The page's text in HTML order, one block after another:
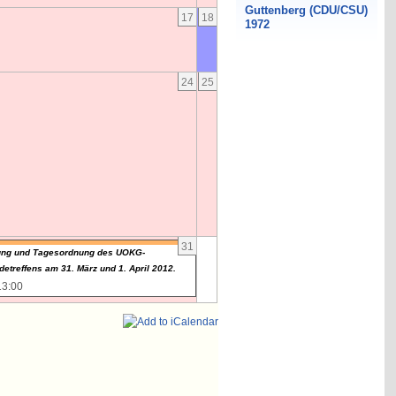
17 18
24 25
31
und Tagesordnung des UOKG-
am 31. März und 1. April 2012.